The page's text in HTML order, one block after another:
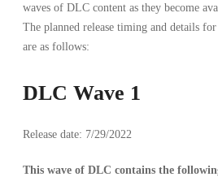
waves of DLC content as they become
The planned release timing and details
are as follows:
DLC Wave 1
Release date: 7/29/2022
This wave of DLC contains the